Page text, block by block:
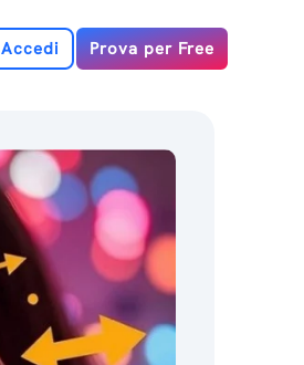
Accedi Prova per Free